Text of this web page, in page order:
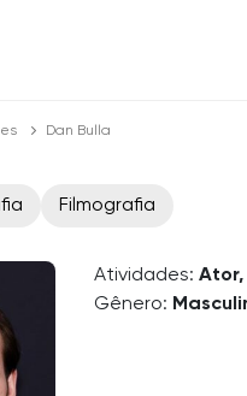
Dan Bulla
Filmografia
Atividades:
Gênero: